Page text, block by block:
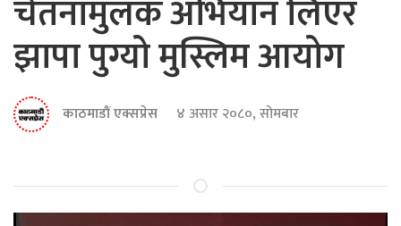
चेतनामुलक अभियान लिएर
झापा पुग्यो मुस्लिम आयोग
काठमाडौं एक्सप्रेस ४ असार २०८०, सोमबार